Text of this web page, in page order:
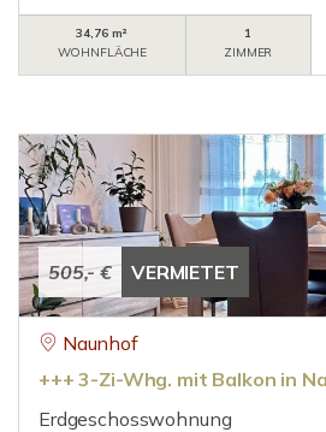
34,76 m²
WOHNFLÄCHE
1
ZIMMER
505,- € VERMIETET
Naunhof
+++ 3-Zi-Whg. mit Balkon in
Erdgeschosswohnung